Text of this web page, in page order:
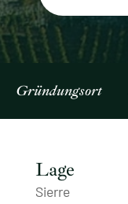
Gründungsort
Lage
Sierre